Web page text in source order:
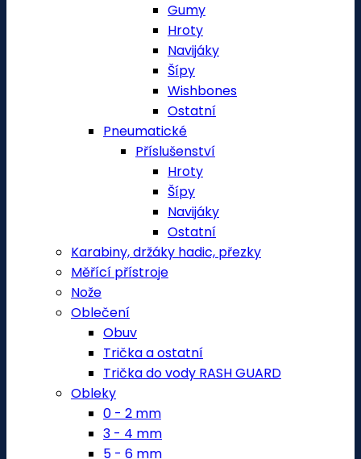
Gumy
Hroty
Navijáky
Šípy
Wishbones
Ostatní
Pneumatické
Příslušenství
Hroty
Šípy
Navijáky
Ostatní
Karabiny, držáky hadic, přezky
Měřící přístroje
Nože
Oblečení
Obuv
Trička a ostatní
Trička do vody RASH GUARD
Obleky
0 - 2 mm
3 - 4 mm
5 - 6 mm